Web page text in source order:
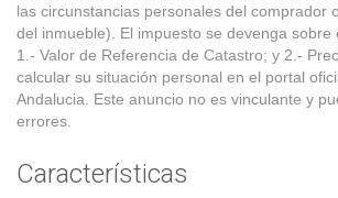
las circunstancias personales del comprador
del inmueble). El impuesto se devenga sobre
1.- Valor de Referencia de Catastro; y 2.-
calcular su situación personal en el portal
Andalucia. Este anuncio no es vinculante y
errores.
Características